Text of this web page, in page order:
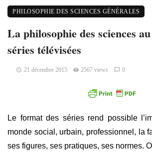
PHILOSOPHIE DES SCIENCES GÉNÉRALES
La philosophie des sciences
séries télévisées
21 décembre 2015 2567 views 0
Le format des séries rend possible
monde social, urbain, professionnel, la
ses figures, ses pratiques, ses normes.